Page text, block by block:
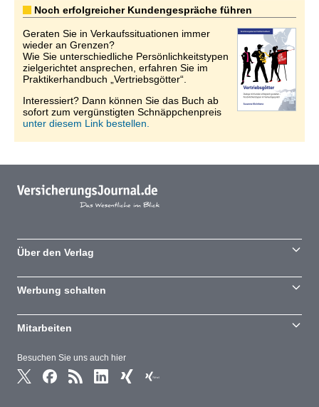
Noch erfolgreicher Kundengespräche führen
Geraten Sie in Verkaufssituationen immer
wieder an Grenzen?
Wie Sie unterschiedliche Persönlichkeitstypen
zielgerichtet ansprechen, erfahren Sie im
Praktikerhandbuch „Vertriebsgötter“.
Interessiert? Dann können Sie das Buch ab
sofort zum vergünstigten Schnäppchenpreis
unter diesem Link bestellen.
Besuchen Sie uns auch hier
Über den Verlag
Werbung schalten
Mitarbeiten